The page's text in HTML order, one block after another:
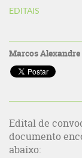
EDITAIS
Marcos Alexandre
Edital de
documento
abaixo: